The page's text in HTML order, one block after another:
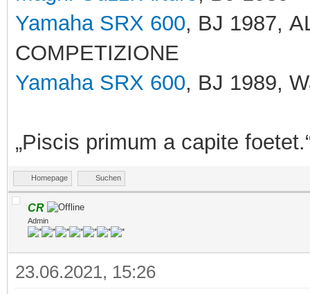
Yamaha SRX 600, BJ 1987,
COMPETIZIONE
Yamaha SRX 600, BJ 1989,
„Piscis primum a capite
Homepage Suchen
CR
Admin
23.06.2021, 15:26